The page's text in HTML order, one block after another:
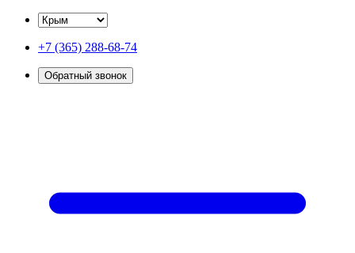
+7 (365) 288-68-74
Обратный звонок